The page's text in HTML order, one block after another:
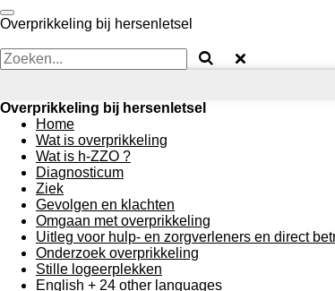
Ga
direct
naar
de
Overprikkeling bij hersenletsel
Overprikkeling bij hersenletsel
Home
Wat is overprikkeling
Wat is h-ZZO ?
Diagnosticum
Ziek
Gevolgen en klachten
Omgaan met overprikkeling
Uitleg voor hulp- en zorgverleners en direct
Onderzoek overprikkeling
Stille logeerplekken
English + 24 other languages